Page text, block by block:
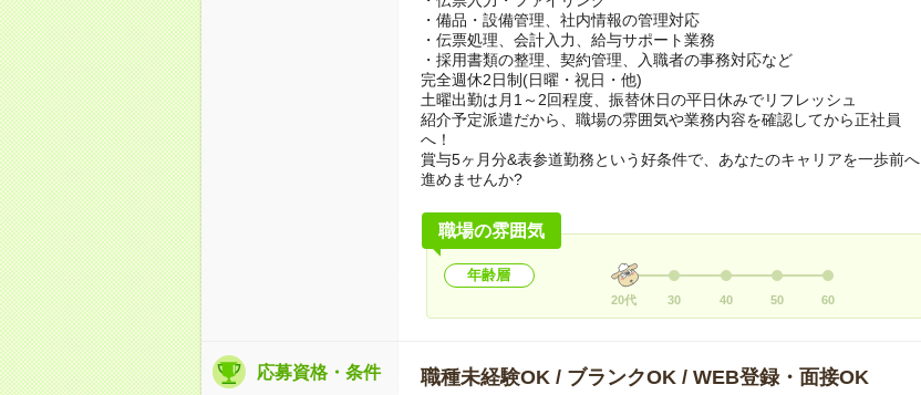
・備品・設備管理、社内情報の管理対応
・伝票処理、会計入力、給与サポート業務
・採用書類の整理、契約管理、入職者の事務対応など
完全週休2日制(日曜・祝日・他)
土曜出勤は月1～2回程度、振替休日の平日休みでリフレッシュ
紹介予定派遣だから、職場の雰囲気や業務内容を確認してから正社員
へ！
賞与5ヶ月分&表参道勤務という好条件で、あなたのキャリアを一歩前へ
進めませんか?
職場の雰囲気
年齢層
20代 30 40 50 60
応募資格・条件 職種未経験OK / ブランクOK / WEB登録・面接OK